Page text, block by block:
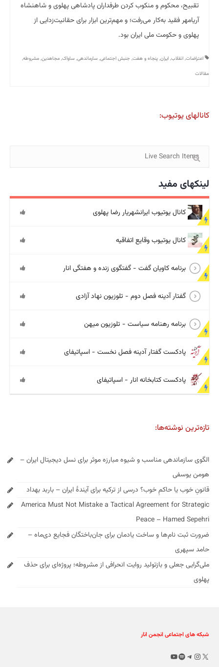
تقبیح، محکوم و منکوب کردن طرفداران پادشاهی پهلوی و شاهنشاه
آریامهر فقید به‌کار می‌رفت؛ و مهم‌ترین ابزار برای حقانیت‌زدایی از
پهلوی و حکومت ملی ایران بود.
اعتراضات, انقلاب, ایران, پنجاه و هفت, جنبش اجتماعی, سارماندهی, ساواک, مجاهدین, مشروطه,
مقالات
کانالهای یوتیوب:
لینکهای مفید
کانال یوتیوب ایرانشهریار رضا پهلوی
کانال یوتیوب وقایع اتفاقیه
برنامه کاویان گفت - گفتگوی زنده و هفتگی انار
گفتار آدینه فصل دوم - تلوزیون نهاد آزادی
برنامه رهنامه سیاست - تلوزیون میهن
پادکست گفتار آدینه فصل نخست - اسپاتیفای
پادکست کتابخانه انار - اسپاتیفای
تازه‌ترین نوشته‌ها:
الگوی سازماندهی مناسب و شیوه مبارزه موثر برای نسل دیجیتال ایران –
هومن یوسفی
قانونِ خوب یا حاکمِ خوب؟ درسی از ترکیه برای آیندهٔ ایران – باربد بهداد
America Must Not Mistake a Tactical Agreement for Strategic
Peace – Hamed Sepehri
ضرورت ثبت نام‌ها و ساخت یادمان برای جان‌باختگان فجایع دی‌ماه –
حامد سپهری
ملی‌گرایی جعلی و بازتولید روایت انحرافی از مشروطه؛ پروژه‌ای برای حذف
پهلوی
شبکه های اجتماعی انجمن انار
X اینستاگرم
تلگرام
اسپاتیفای
یوتیوب